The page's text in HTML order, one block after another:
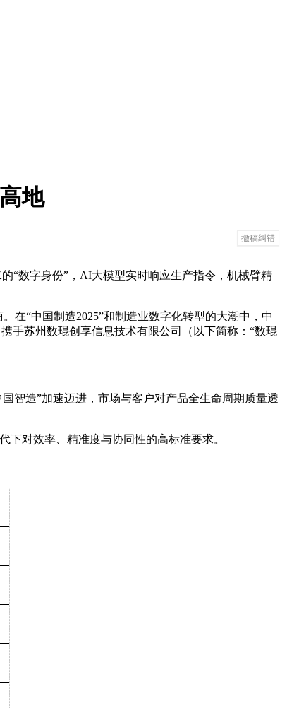
地
撤稿纠错
“数字身份”，AI大模型实时响应生产指令，机械臂精
在“中国制造2025”和制造业数字化转型的大潮中，中
手苏州数琨创享信息技术有限公司（以下简称：“数琨
智造”加速迈进，市场与客户对产品全生命周期质量透
对效率、精准度与协同性的高标准要求。